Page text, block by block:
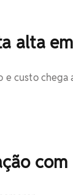
alta em
e custo chega
com